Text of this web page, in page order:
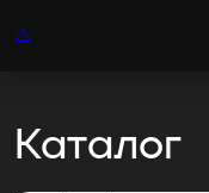
Каталог